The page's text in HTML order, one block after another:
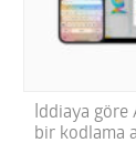
İddiaya
bir kodlama